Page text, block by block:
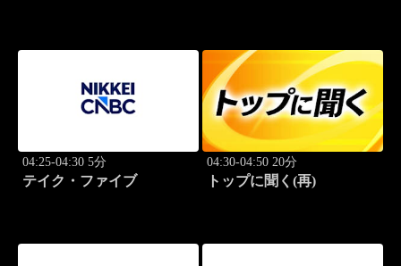
04:25-04:30 5分
テイク・ファイブ
04:30-04:50 20分
トップに聞く(再)